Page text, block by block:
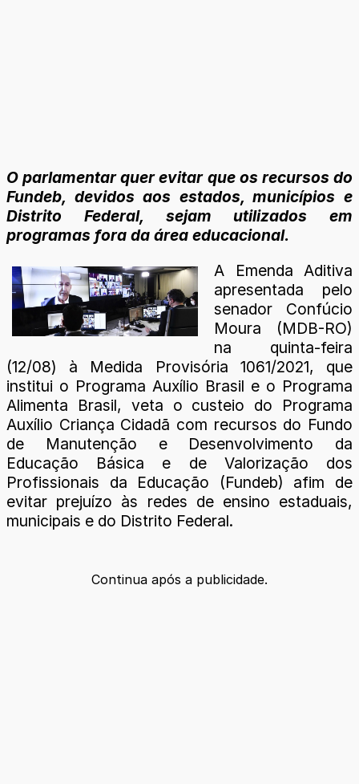
O parlamentar quer evitar que os recursos do
Fundeb, devidos aos estados, municípios e
Distrito Federal, sejam utilizados em
programas fora da área educacional.
A Emenda Aditiva
apresentada pelo
senador Confúcio
Moura (MDB-RO)
na quinta-feira
(12/08) à Medida Provisória 1061/2021, que
institui o Programa Auxílio Brasil e o Programa
Alimenta Brasil, veta o custeio do Programa
Auxílio Criança Cidadã com recursos do Fundo
de Manutenção e Desenvolvimento da
Educação Básica e de Valorização dos
Profissionais da Educação (Fundeb) afim de
evitar prejuízo às redes de ensino estaduais,
municipais e do Distrito Federal.
Continua após a publicidade.